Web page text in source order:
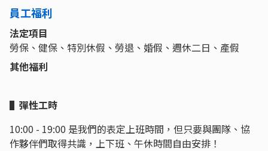
員工福利
法定項目
勞保、健保、特別休假、勞退、婚假、週休二日、產假
其他福利
▌彈性工時
10:00 - 19:00 是我們的表定上班時間，但只要與團隊、協
作夥伴們取得共識，上下班、午休時間自由安排！